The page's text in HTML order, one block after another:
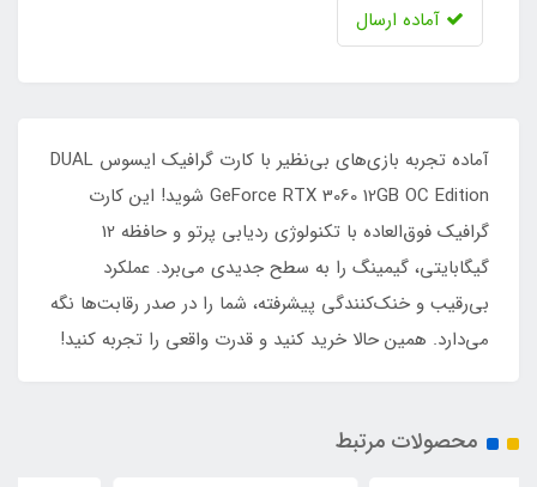
آماده ارسال
آماده تجربه بازی‌های بی‌نظیر با کارت گرافیک ایسوس DUAL
GeForce RTX 3060 12GB OC Edition شوید! این کارت
گرافیک فوق‌العاده با تکنولوژی ردیابی پرتو و حافظه 12
گیگابایتی، گیمینگ را به سطح جدیدی می‌برد. عملکرد
بی‌رقیب و خنک‌کنندگی پیشرفته، شما را در صدر رقابت‌ها نگه
می‌دارد. همین حالا خرید کنید و قدرت واقعی را تجربه کنید!
محصولات مرتبط